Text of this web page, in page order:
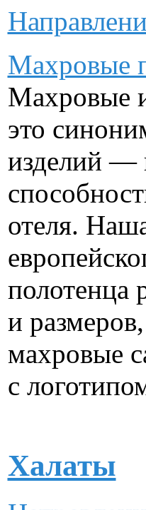
Махровые
Махровые
это
изделий —
отеля.
полотенца
и
махровые
с
Халаты